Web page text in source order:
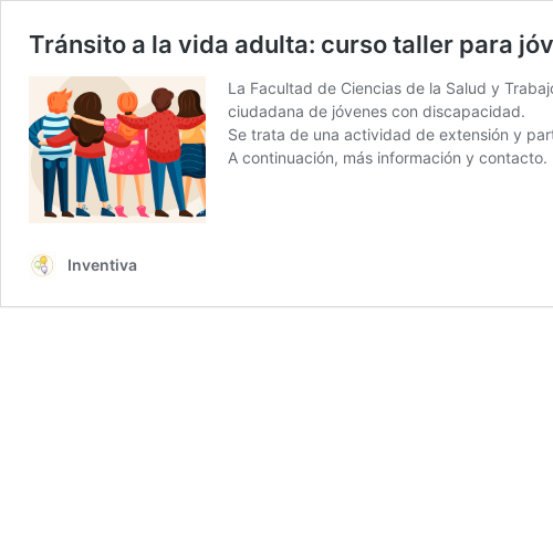
Tránsito a la vida adulta: curso taller para
La Facultad de Ciencias de la Salud y
ciudadana de jóvenes con discapacidad.
Se trata de una actividad de extensión y
A continuación, más información y contacto.
Inventiva